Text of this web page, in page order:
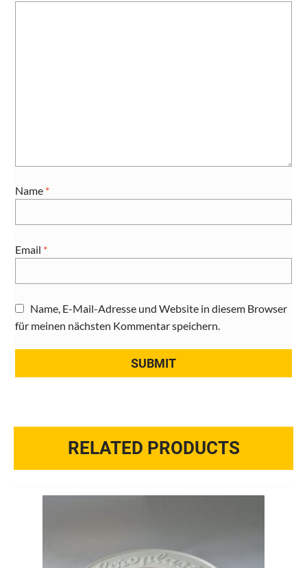
Name *
Email *
Name, E-Mail-Adresse und Website in diesem Browser
für meinen nächsten Kommentar speichern.
RELATED PRODUCTS